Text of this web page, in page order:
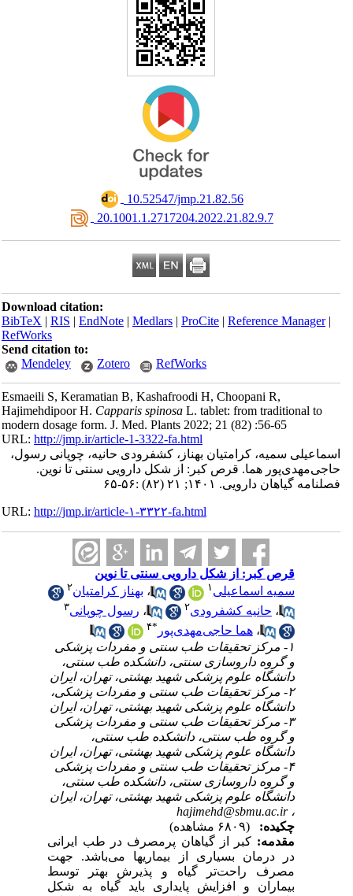
‎ 10.52547/jmp.21.82.56
‎ 20.1001.1.2717204.2022.21.82.9.7
Download citation:
BibTeX|RIS|EndNote|Medlars|ProCite|Reference Manager
RefWorks
Send citation to:
Mendeley
Zotero RefWorks
Esmaeili S, Keramatian B, Kashafroodi H, Choopani R,
Hajimehdipoor H.Capparis spinosaL. tablet: from traditional to
modern dosage form. J. Med. Plants 2022; 21 (82) :56-65
URL:http://jmp.ir/article-1-3322-fa.html
سمیه، کرامتیان بهناز، کشفرودی حانیه، چوپانی رسول،
هما. قرص کبر: از شکل دارویی سنتی تا نوین.
گياهان دارویی. ۱۴۰۱; ۲۱ (۸۲) :۵۶-۶۵
URL:http://jmp.ir/article-۱-۳۳۲۲-fa.html
قرص کبر: از شکل دارویی سنتی تا نوین
سمیه اسماعیلی ۱ ،بهناز کرامتیان۲
،حانیه کشفرودی ،رسول چوپانی ۳
،هما حاجی‌مهدی‌پور
۱- مرکز تحقیقات طب سنتی و مفردات پزشکی
و گروه داروسازی سنتی، دانشکده طب سنتی،
دانشگاه علوم پزشکی شهید بهشتی، تهران، ایران
۲- مرکز تحقیقات طب سنتی و مفردات پزشکی،
دانشگاه علوم پزشکی شهید بهشتی، تهران، ایران
۳- مرکز تحقیقات طب سنتی و مفردات پزشکی
و گروه طب سنتی، دانشکده طب سنتی،
دانشگاه علوم پزشکی شهید بهشتی، تهران، ایران
۴- مرکز تحقیقات طب سنتی و مفردات پزشکی
و گروه داروسازی سنتی، دانشکده طب سنتی،
دانشگاه علوم پزشکی شهید بهشتی، تهران، ایران
hajimehd@sbmu.ac.ir
چکیده:
(۶۸۰۹ مشاهده)
مقدمه:کبر از گیاهان پرمصرف در طب ایرانی
در درمان بسیاری از بیماریها می‌باشد. جهت
مصرف راحت‌تر گیاه و پذیرش بهتر توسط
بیماران و افزایش پایداری باید گیاه به شکل